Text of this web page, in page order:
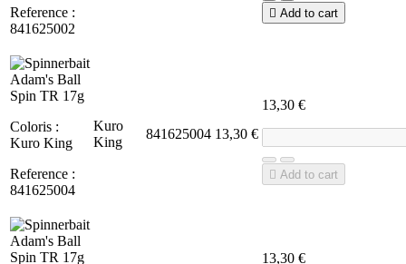
Reference :
841625002
 Add to cart
Coloris :
Kuro King
Reference :
841625004
Kuro
King
841625004 13,30 €
13,30 €
 Add to cart
13,30 €